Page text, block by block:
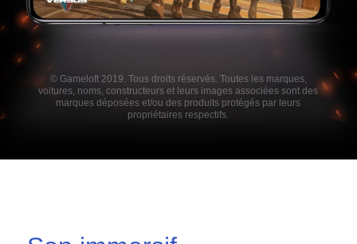
© Gameloft 2019. Tous droits réservés. Toutes les marques,
voitures, noms, constructeurs et leurs images associées sont des
marques déposées et/ou des produits protégés par leurs
propriétaires respectifs.